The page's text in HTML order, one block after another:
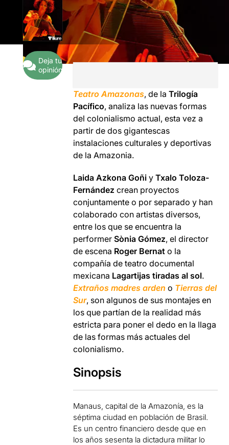
Deja tu
opinión
Teatro Amazonas, de laTrilogía
Pacífico, analiza las nuevas formas
del colonialismo actual, esta vez a
partir de dos gigantescas
instalaciones culturales y deportivas
de la Amazonia.
Laida Azkona Goñi yTxalo Toloza-
Fernández crean proyectos
conjuntamente o por separado y han
colaborado con artistas diversos,
entre los que se encuentra la
performerSònia Gómez, el director
de escena Roger Bernat o la
compañía de teatro documental
mexicana Lagartijas tiradas al sol.
Extraños madres arden o Tierras del
Sur, son algunos de sus montajes en
los que partían de la realidad más
estricta para poner el dedo en la llaga
de las formas más actuales del
colonialismo.
Sinopsis
Manaus, capital de la Amazonía, es la
séptima ciudad en población de Brasil.
Es un centro financiero desde que en
los años sesenta la dictadura militar lo